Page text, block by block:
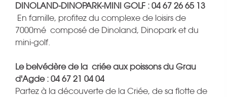
DINOLAND-DINOPARK-MINI GOLF : 04 67 26 65 13
En famille, profitez du complexe de loisirs de
7000mé composé de Dinoland, Dinopark et du
mini-golf.
Le belvédère de la criée aux poissons du Grau
d'Agde : 04 67 21 04 04
Partez à la découverte de la Criée, de sa flotte de